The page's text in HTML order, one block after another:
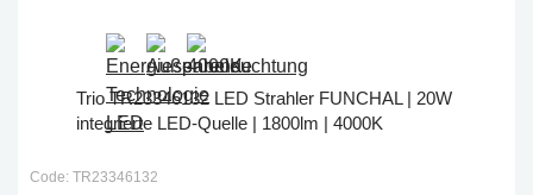
Trio TR23346132 LED Strahler FUNCHAL | 20W
integrierte LED-Quelle | 1800lm | 4000K
Code: TR23346132